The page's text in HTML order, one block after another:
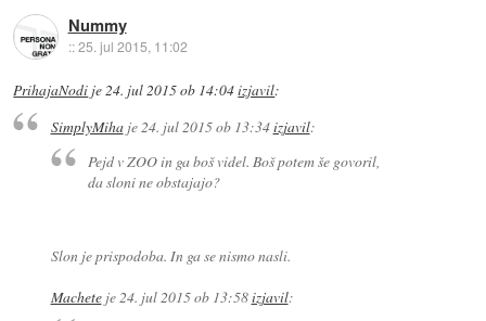
Nummy
::25. jul 2015, 11:02
PrihajaNodi je24. jul 2015 ob 14:04izjavil:
SimplyMihaje 24. jul 2015 ob 13:34izjavil:
Pejd v ZOO in ga boš videl. Boš potem še govoril,
da sloni ne obstajajo?
Slon je prispodoba. In ga se nismo nasli.
Macheteje24. jul 2015 ob 13:58izjavil: